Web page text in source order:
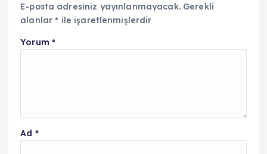
E-posta adresiniz yayınlanmayacak. Gerekli
alanlar* ile işaretlenmişlerdir
Yorum *
Ad *